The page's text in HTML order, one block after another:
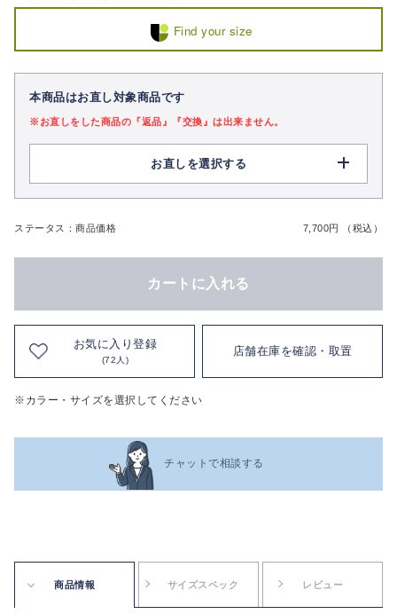
Find your size
本商品はお直し対象商品です
※お直しをした商品の『返品』『交換』は出来ません。
お直しを選択する
ステータス：商品価格 7,700円 （税込）
カートに入れる
お気に入り登録
(72人)
店舗在庫を確認・取置
※カラー・サイズを選択してください
チャットで相談する
商品情報 サイズスペック レビュー